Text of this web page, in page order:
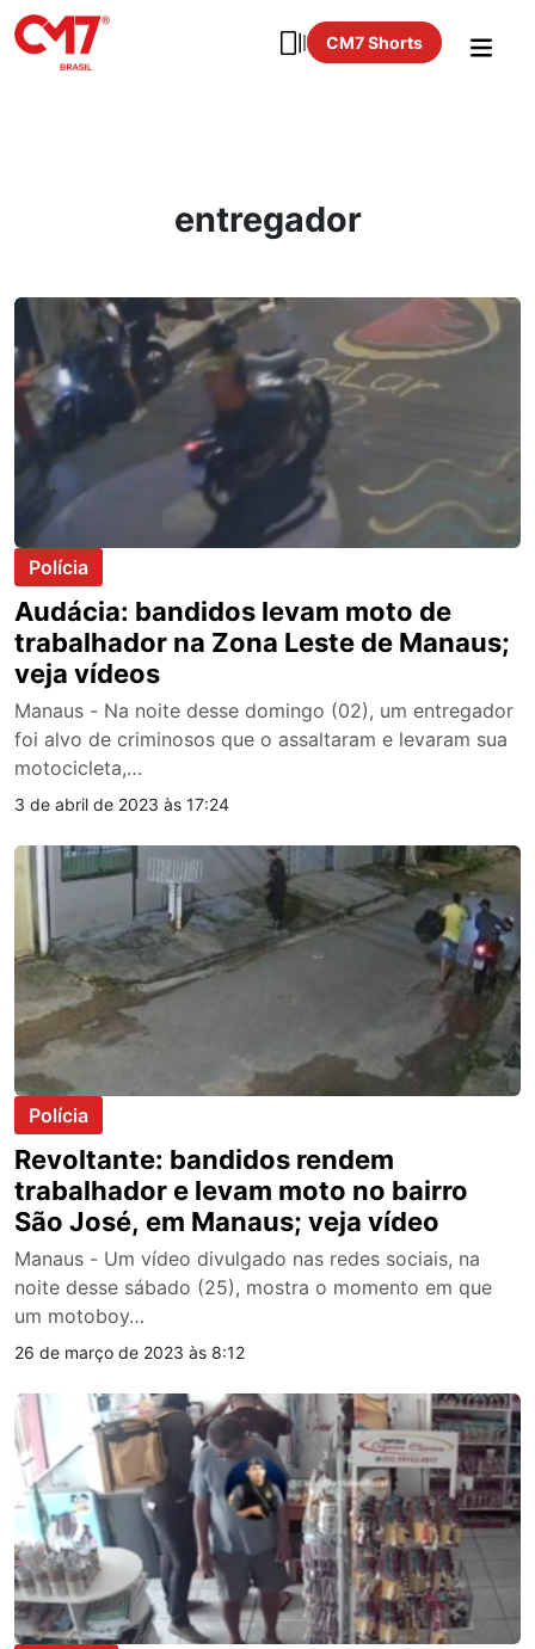
CM7 Shorts
entregador
Polícia
Audácia: bandidos levam moto de
trabalhador na Zona Leste de Manaus;
veja vídeos
Manaus - Na noite desse domingo (02), um entregador
foi alvo de criminosos que o assaltaram e levaram sua
motocicleta,…
3 de abril de 2023 às 17:24
Polícia
Revoltante: bandidos rendem
trabalhador e levam moto no bairro
São José, em Manaus; veja vídeo
Manaus - Um vídeo divulgado nas redes sociais, na
noite desse sábado (25), mostra o momento em que
um motoboy…
26 de março de 2023 às 8:12